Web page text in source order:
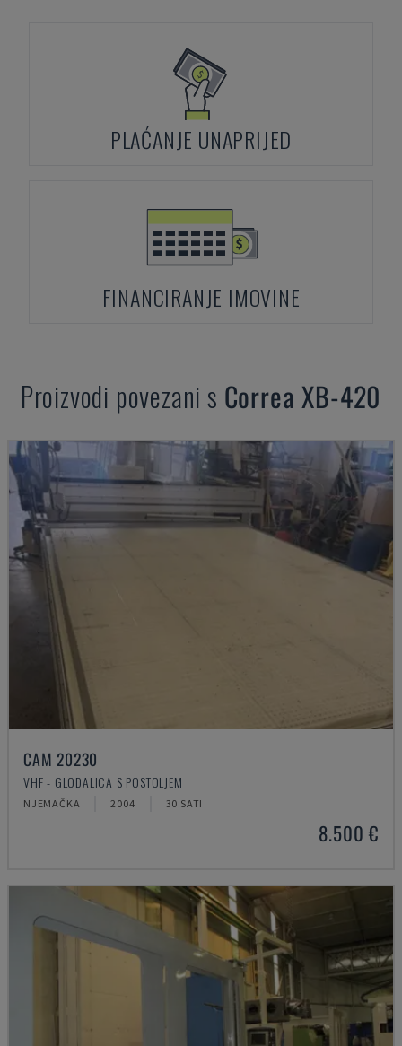
PLAĆANJE UNAPRIJED
FINANCIRANJE IMOVINE
Proizvodi povezani s Correa XB-420
CAM 20230
VHF - GLODALICA S POSTOLJEM
NJEMAČKA 2004 30 SATI
8.500 €